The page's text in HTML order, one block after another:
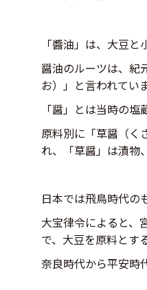
「醬油」は、大豆
醤油のルーツは、紀
お）」と言われていま
「醤」とは当時の塩
原料別に「草醤（く
れ、「草醤」は漬物
日本では飛鳥時代の
大宝律令によると、
で、大豆を原料とす
奈良時代から平安時